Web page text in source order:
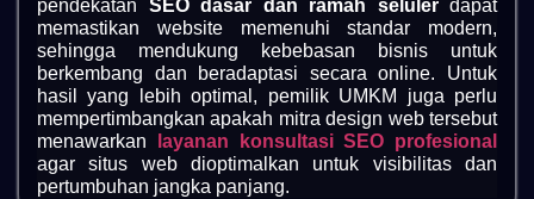
pendekatan SEO dasar dan ramah selulerdapat
memastikan website memenuhi standar modern,
sehingga mendukung kebebasan bisnis untuk
berkembang dan beradaptasi secara online. Untuk
hasil yang lebih optimal, pemilik UMKM juga perlu
mempertimbangkan apakah mitra design web tersebut
menawarkan
layanan konsultasi SEO profesional
agar situs web dioptimalkan untuk visibilitas dan
pertumbuhan jangka panjang.